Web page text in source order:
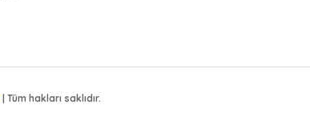
| Tüm hakları saklıdır.